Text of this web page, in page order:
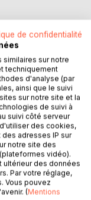
local du
des jours
: seulement le
C'était un
arrivant de leurs
de Fouquier-
créé
du Palais, se
choix d'un
de confidentialité
sur notre
techniquement
d'analyse (par
ainsi que le suivi
sur notre site et la
de suivi à
suivi côté serveur
des cookies,
adresses IP sur
notre site des
vidéo).
ultérieur des données
Par votre réglage,
Vous pouvez
(Mentions